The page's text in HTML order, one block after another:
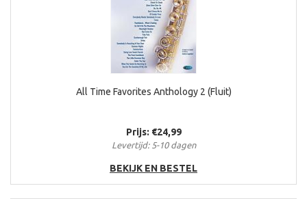
All Time Favorites Anthology 2 (Fluit)
Prijs: €24,99
Levertijd: 5-10 dagen
BEKIJK EN BESTEL